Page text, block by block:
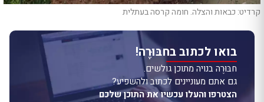
קרדיט: כבאות והצלה. חומה קרסה בעתלית
בואו לכתוב בחבּוּרֶה!
חבּוּרֶה בנויה מתוכן גולשים.
גם אתם מעוניינים לכתוב ולהשפיע?
הצטרפו והעלו עכשיו את התוכן שלכם